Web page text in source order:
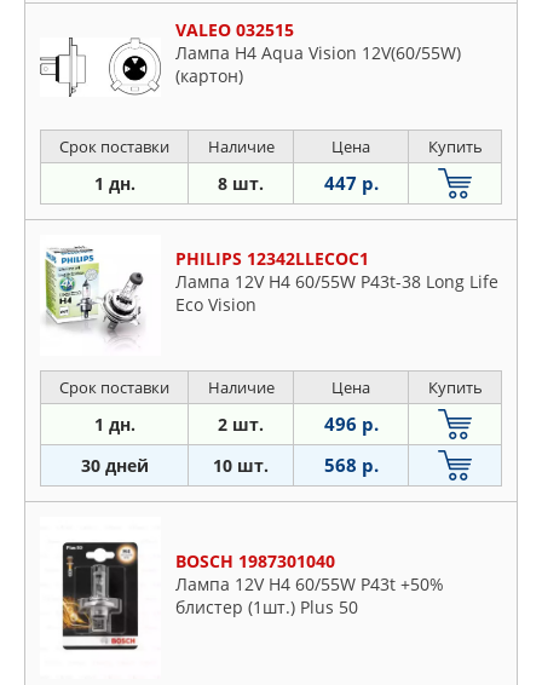
VALEO 032515
Лампа H4 Aqua Vision 12V(60/55W)
(картон)
Срок поставки Наличие Цена Купить
1 дн. 8 шт. 447 р.
PHILIPS 12342LLECOC1
Лампа 12V H4 60/55W P43t-38 Long Life
Eco Vision
Срок поставки Наличие Цена Купить
1 дн. 2 шт. 496 р.
30 дней 10 шт. 568 р.
BOSCH 1987301040
Лампа 12V H4 60/55W P43t +50%
блистер (1шт.) Plus 50